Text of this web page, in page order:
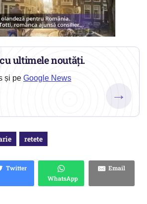
ultimele noutăți.
și pe Google News
→
retete
Twitter
WhatsApp
Email